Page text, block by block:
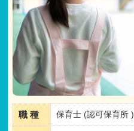
職 種 保育士 (認可保育所 )